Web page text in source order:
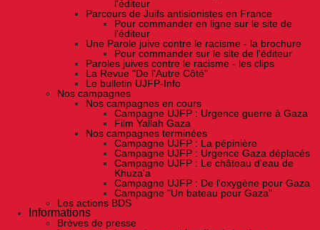
l'éditeur
Parcours de Juifs antisionistes en France
Pour commander en ligne sur le site de
l'éditeur
Une Parole juive contre le racisme - la brochure
Pour commander sur le site de l'éditeur
Paroles juives contre le racisme - les clips
La Revue "De l'Autre Côté"
Le bulletin UJFP-Info
Nos campagnes
Nos campagnes en cours
Campagne UJFP : Urgence guerre à Gaza
Film Yallah Gaza
Nos campagnes terminées
Campagne UJFP : La pépinière
Campagne UJFP : Urgence Gaza déplacés
Campagne UJFP : Le château d'eau de
Khuza'a
Campagne UJFP : De l'oxygène pour Gaza
Campagne "Un bateau pour Gaza"
Les actions BDS
Informations
Brèves de presse